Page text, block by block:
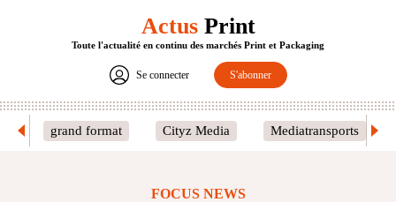
ActusPrint
Toute l'actualité en continu des marchés Print et Packaging
Se connecter S'abonner
grand format Cityz Media Mediatransports
FOCUS NEWS